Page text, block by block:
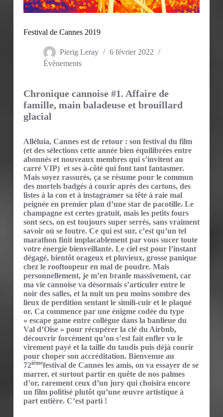
Festival de Cannes 2019
Pierig Leray
6 février 2022
Évènements
Chronique cannoise #1. Affaire de
famille, main baladeuse et brouillard
glacial
Alléluia, Cannes est de retour : son festival du film
(et des sélections cette année bien équilibrées entre
abonnés et nouveaux membres qui s’invitent au
carré VIP) et ses à-côté qui font tant fantasmer.
Mais soyez rassurés, ça se résume pour le commun
des mortels badgés à courir après des cartons, des
listes à la con et à instagramer sa tête à raie mal
peignée en premier plan d’une star de pacotille. Le
champagne est certes gratuit, mais les petits fours
sont secs, on est toujours super serrés, sans vraiment
savoir où se foutre. Ce qui est sur, c’est qu’un tel
marathon finit implacablement par vous sucer toute
votre énergie bienveillante. Le ciel est pour l’instant
dégagé, bientôt orageux et pluvieux, grosse panique
chez le rooftoopeur en mal de poudre. Mais
personnellement, je m’en branle massivement, car
ma vie cannoise va désormais s’articuler entre le
noir des salles, et la nuit un peu moins sombre des
lieux de perdition sentant le simili-cuir et le plaqué
or. Ca commence par une énigme codée du type
« escape game entre collègue dans la banlieue du
Val d’Oise » pour récupérer la clé du Airbnb,
découvrir forcément qu’on s’est fait enfler vu le
virement payé et la taille du taudis puis déjà courir
pour choper son accréditation. Bienvenue au
72ièmefestival de Cannes les amis, on va essayer de se
marrer, et surtout partir en quête de nos palmes
d’or, rarement ceux d’un jury qui choisira encore
un film politisé plutôt qu’une œuvre artistique à
part entière. C’est parti !